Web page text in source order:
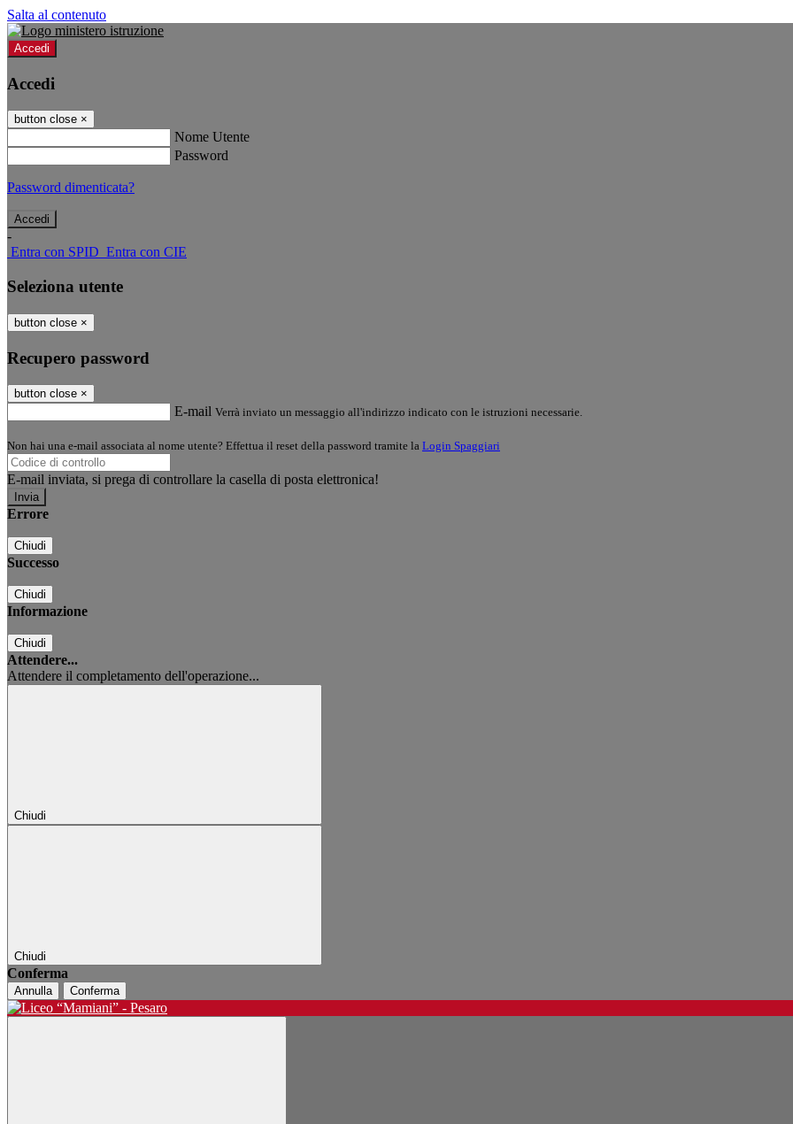
Salta al contenuto
Accedi
Accedi
button close ×
Nome Utente
Password
Password dimenticata?
-
Entra con SPID Entra con CIE
Seleziona utente
button close ×
Recupero password
button close ×
E-mail Verrà inviato un messaggio all'indirizzo indicato con le istruzioni necessarie.
Non hai una e-mail associata al nome utente? Effettua il reset della password tramite la Login Spaggiari
E-mail inviata, si prega di controllare la casella di posta elettronica!
Errore
Chiudi
Successo
Chiudi
Informazione
Chiudi
Attendere...
Attendere il completamento dell'operazione...
Chiudi
Chiudi
Conferma
Annulla Conferma